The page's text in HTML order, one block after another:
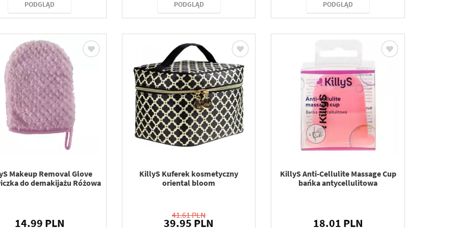
PODGLĄD PODGLĄD PODGLĄD
Makeup Removal Glove
do demakijażu Różowa
14.99 PLN
KillyS Kuferek kosmetyczny
oriental bloom
41.61 PLN
39.95 PLN
KillyS Anti-Cellulite Massage Cup
bańka antycellulitowa
18.01 PLN